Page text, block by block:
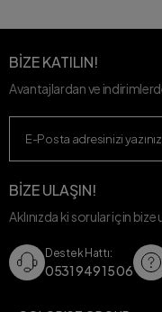
BİZE KATILIN!
Avantajlardan ve
BİZE ULAŞIN!
Aklınızda ki sorular için bize
Destek Hattı:
0531 949 15 06